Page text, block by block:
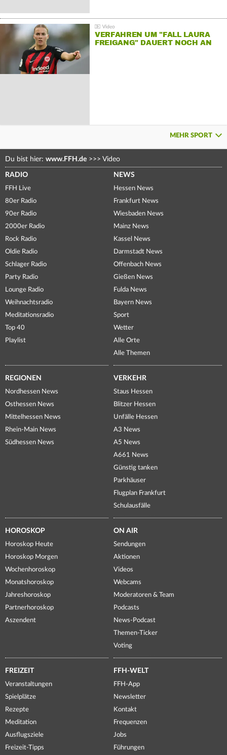
VERFAHREN UM "FALL LAURA
FREIGANG" DAUERT NOCH AN
MEHR SPORT
Du bist hier: www.FFH.de >>> Video
RADIO
FFH Live
80er Radio
90er Radio
2000er Radio
Rock Radio
Oldie Radio
Schlager Radio
Party Radio
Lounge Radio
Weihnachtsradio
Meditationsradio
Top 40
Playlist
NEWS
Hessen News
Frankfurt News
Wiesbaden News
Mainz News
Kassel News
Darmstadt News
Offenbach News
Gießen News
Fulda News
Bayern News
Sport
Wetter
Alle Orte
Alle Themen
REGIONEN
Nordhessen News
Osthessen News
Mittelhessen News
Rhein-Main News
Südhessen News
VERKEHR
Staus Hessen
Blitzer Hessen
Unfälle Hessen
A3 News
A5 News
A661 News
Günstig tanken
Parkhäuser
Flugplan Frankfurt
Schulausfälle
HOROSKOP
Horoskop Heute
Horoskop Morgen
Wochenhoroskop
Monatshoroskop
Jahreshoroskop
Partnerhoroskop
Aszendent
ON AIR
Sendungen
Aktionen
Videos
Webcams
Moderatoren & Team
Podcasts
News-Podcast
Themen-Ticker
Voting
FREIZEIT
Veranstaltungen
Spielplätze
Rezepte
Meditation
Ausflugsziele
Freizeit-Tipps
FFH-WELT
FFH-App
Newsletter
Kontakt
Frequenzen
Jobs
Führungen